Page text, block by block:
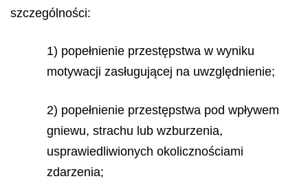
szczególności:
1) popełnienie przestępstwa w wyniku
motywacji zasługującej na uwzględnienie;
2) popełnienie przestępstwa pod wpływem
gniewu, strachu lub wzburzenia,
usprawiedliwionych okolicznościami
zdarzenia;